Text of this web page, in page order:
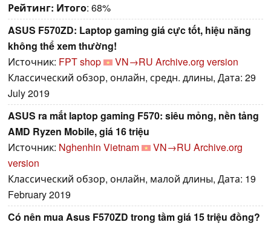
Рейтинг: Итого: 68%
ASUS F570ZD: Laptop gaming giá cực tốt, hiệu năng
không thể xem thường!
Источник: FPT shop VN→RU Archive.org version
Классический обзор, онлайн, средн. длины, Дата: 29
July 2019
ASUS ra mắt laptop gaming F570: siêu mỏng, nền tảng
AMD Ryzen Mobile, giá 16 triệu
Источник: Nghenhin Vietnam VN→RU Archive.org
version
Классический обзор, онлайн, малой длины, Дата: 19
February 2019
Có nên mua Asus F570ZD trong tầm giá 15 triệu đồng?